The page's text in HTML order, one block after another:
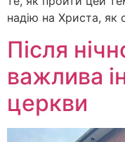
надію на Христа,
Після
важлива
церкви